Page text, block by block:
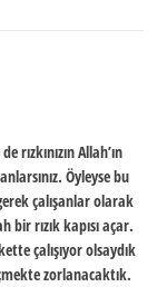
rızkınızın Allah’ın
Öyleyse bu
çalışanlar olarak
bir rızık kapısı açar.
çalışıyor olsaydık
zorlanacaktık.